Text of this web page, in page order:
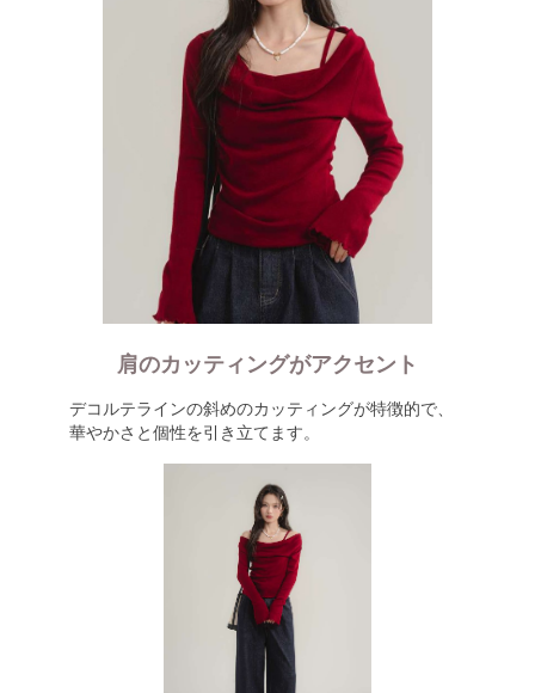
肩のカッティングがアクセント
デコルテラインの斜めのカッティングが特徴的で、
華やかさと個性を引き立てます。